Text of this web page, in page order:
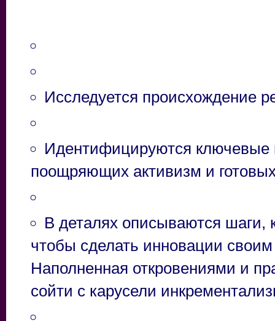
Исследуется происхождение
Идентифицируются ключевые
поощряющих активизм и
В деталях описываются шаги,
чтобы сделать инновации
Наполненная откровениями и
сойти с карусели